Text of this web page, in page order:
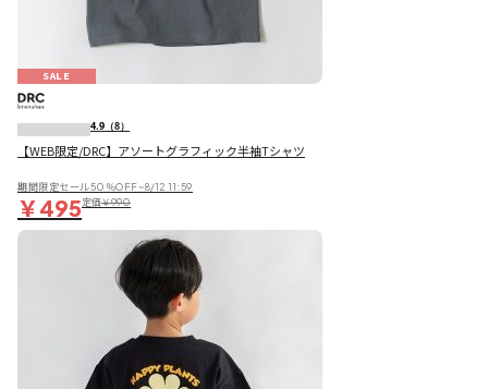
SALE
4.9 （8）
【WEB限定/DRC】アソートグラフィック半袖Tシャツ
期間限定セール50％OFF~8/12 11:59
￥495定価￥990